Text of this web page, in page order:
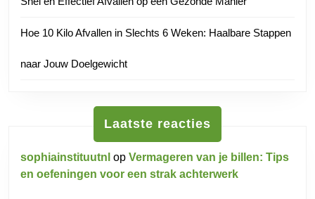
Hoe 10 Kilo Afvallen in Slechts 6 Weken: Haalbare Stappen
naar Jouw Doelgewicht
Laatste reacties
sophiainstituutnl op Vermageren van je billen: Tips
en oefeningen voor een strak achterwerk